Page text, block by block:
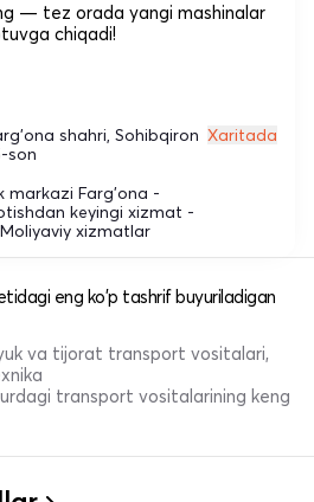
Xaritada
shahri, Sohibqiron
son
markazi Farg'ona -
keyingi xizmat -
xizmatlar
— tez orada yangi mashinalar
chiqadi!
eng ko'p tashrif buyuriladigan
va tijorat transport vositalari,
transport vositalarining keng